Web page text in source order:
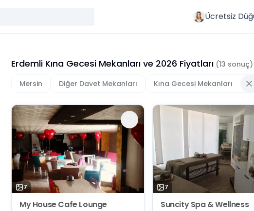
Ücretsiz
Erdemli Kına Gecesi Mekanları ve 2026 Fiyatları (13 sonuç)
Mersin
Diğer Davet Mekanları Kına Gecesi Mekanları
7
My House Cafe Lounge
7
Suncity Spa & Wellness